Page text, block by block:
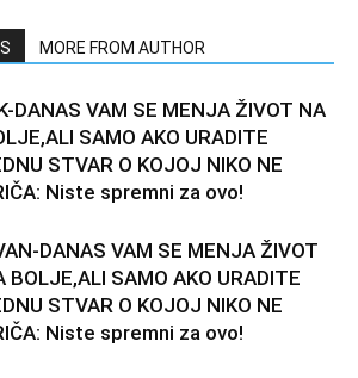
MORE FROM AUTHOR
DANAS VAM SE MENJA ŽIVOT NA
SAMO AKO URADITE
STVAR O KOJOJ NIKO NE
Niste spremni za ovo!
DANAS VAM SE MENJA ŽIVOT
BOLJE,ALI SAMO AKO URADITE
STVAR O KOJOJ NIKO NE
Niste spremni za ovo!